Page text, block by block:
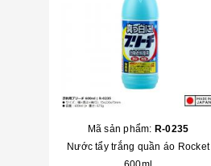
Mã sản phẩm: R-0235
Nước tẩy trắng quần áo Rocket